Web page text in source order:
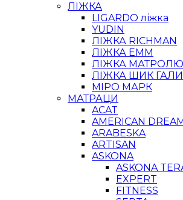
ЛІЖКА
LIGARDO ліжка
YUDIN
ЛІЖКА RICHMAN
ЛІЖКА ЕММ
ЛІЖКА
ЛІЖКА ШИК
МІРО МАРК
МАТРАЦИ
ACAT
AMERICAN
ARABESKA
ARTISAN
ASKONA
ASKONA
EXPERT
FITNESS